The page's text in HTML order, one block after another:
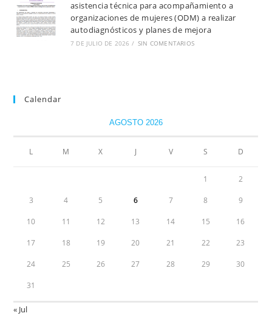
asistencia técnica para acompañamiento a
organizaciones de mujeres (ODM) a realizar
autodiagnósticos y planes de mejora
7 DE JULIO DE 2026 / SIN COMENTARIOS
Calendar
AGOSTO 2026
L M X J V S D
1 2
3 4 5 6 7 8 9
10 11 12 13 14 15 16
17 18 19 20 21 22 23
24 25 26 27 28 29 30
31
« Jul